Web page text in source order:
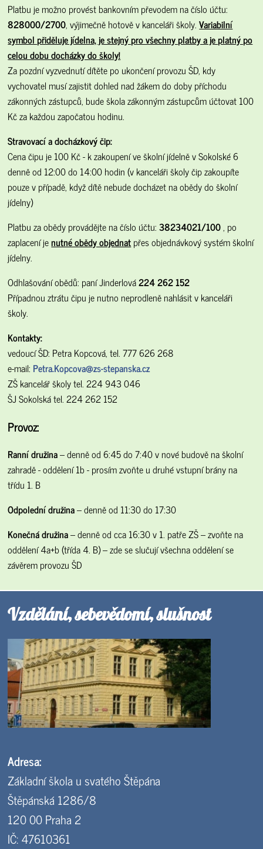
Platbu je možno provést bankovním převodem na číslo účtu:
828000/2700, výjimečně hotově v kanceláři školy.Variabilní
symbol přiděluje jídelna, je stejný pro všechny platby a je platný po
celou dobu docházky do školy!
Za pozdní vyzvednutí dítěte po ukončení provozu ŠD, kdy
vychovatel musí zajistit dohled nad žákem do doby příchodu
zákonných zástupců, bude škola zákonným zástupcům účtovat 100
Kč za každou započatou hodinu.
Stravovací a docházkový čip:
Cena čipu je 100 Kč - k zakoupení ve školní jídelně v Sokolské 6
denně od 12:00 do 14:00 hodin (v kanceláři školy čip zakoupíte
pouze v případě, když dítě nebude docházet na obědy do školní
jídelny)
Platbu za obědy provádějte na číslo účtu:38234021/100, po
zaplacení jenutné obědy objednatpřes objednávkový systém školní
jídelny.
Odhlašování obědů: paní Jinderlová224 262 152
Případnou ztrátu čipu je nutno neprodleně nahlásit v kanceláři
školy.
Kontakty:
vedoucí ŠD: Petra Kopcová, tel. 777 626 268
e-mail: Petra.Kopcova@zs-stepanska.cz
ZŠ kancelář školy tel. 224 943 046
ŠJ Sokolská tel. 224 262 152
Provoz:
Ranní družina– denně od 6:45 do 7:40 v nové budově na školní
zahradě - oddělení 1b - prosím zvoňte u druhé vstupní brány na
třídu 1. B
Odpolední družina– denně od 11:30 do 17:30
Konečná družina– denně od cca 16:30 v 1. patře ZŠ – zvoňte na
oddělení 4a+b (třída 4. B) – zde se slučují všechna oddělení se
závěrem provozu ŠD
Vzdělání, sebevědomí, slušnost
Adresa:
Základní škola u svatého Štěpána
Štěpánská 1286/8
120 00 Praha 2
IČ: 47610361